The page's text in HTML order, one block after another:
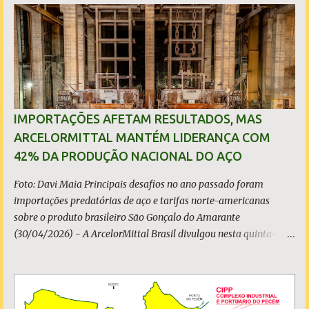
i
o
s
IMPORTAÇÕES AFETAM RESULTADOS, MAS
ARCELORMITTAL MANTÉM LIDERANÇA COM
42% DA PRODUÇÃO NACIONAL DO AÇO
Foto: Davi Maia Principais desafios no ano passado foram
importações predatórias de aço e tarifas norte-americanas
sobre o produto brasileiro São Gonçalo do Amarante
(30/04/2026) - A ArcelorMittal Brasil divulgou nesta quinta-
predatórias, sobretudo da China, e as tarifas impostas pelo
Governo dos Estados Unidos afetaram os resultados financeiros